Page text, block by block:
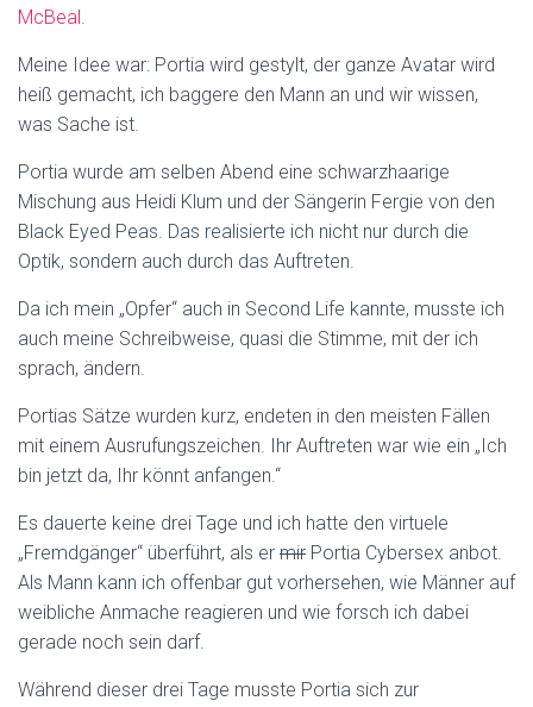
McBeal.
Meine Idee war: Portia wird gestylt, der ganze Avatar wird
heiß gemacht, ich baggere den Mann an und wir wissen,
was Sache ist.
Portia wurde am selben Abend eine schwarzhaarige
Mischung aus Heidi Klum und der Sängerin Fergie von den
Black Eyed Peas. Das realisierte ich nicht nur durch die
Optik, sondern auch durch das Auftreten.
Da ich mein „Opfer“ auch in Second Life kannte, musste ich
auch meine Schreibweise, quasi die Stimme, mit der ich
sprach, ändern.
Portias Sätze wurden kurz, endeten in den meisten Fällen
mit einem Ausrufungszeichen. Ihr Auftreten war wie ein „Ich
bin jetzt da, Ihr könnt anfangen.“
Es dauerte keine drei Tage und ich hatte den virtuele
„Fremdgänger“ überführt, als er mir Portia Cybersex anbot.
Als Mann kann ich offenbar gut vorhersehen, wie Männer auf
weibliche Anmache reagieren und wie forsch ich dabei
gerade noch sein darf.
Während dieser drei Tage musste Portia sich zur